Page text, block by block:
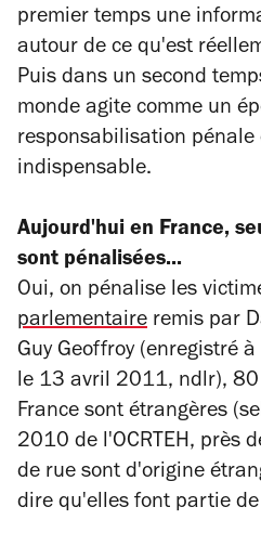
premier temps une
autour de ce qu'est
Puis dans un second
monde agite comme un
responsabilisation pénale
indispensable.
Aujourd'hui en France,
sont pénalisées...
Oui, on pénalise les
parlementaire remis par
Guy Geoffroy (enregistré
le 13 avril 2011, ndlr), 80
France sont étrangères
2010 de l'OCRTEH, près
de rue sont d'origine
dire qu'elles font partie de